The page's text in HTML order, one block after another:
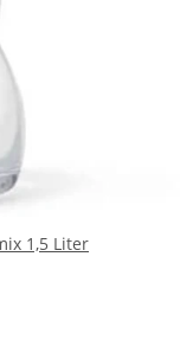
1,5 Liter